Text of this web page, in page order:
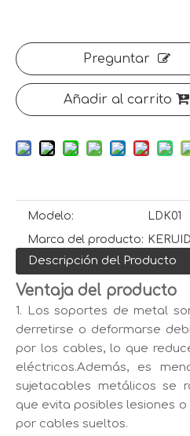
Preguntar
Añadir al carrito
Modelo:
LDK01
Marca del producto:
Descripción del Producto
Ventaja del producto
1. Los soportes de metal
derretirse o deformarse
por los cables, lo que
eléctricos.Además, es
sujetacables metálicos se
que evita posibles lesiones
por cables sueltos.